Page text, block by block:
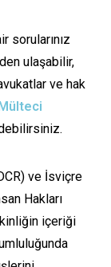
sorularınız
ulaşabilir,
ve hak
ve İsviçre
Hakları
içeriği